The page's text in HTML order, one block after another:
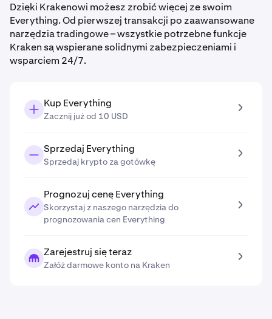
Dzięki Krakenowi możesz zrobić więcej ze swoim
Everything. Od pierwszej transakcji po zaawansowane
narzędzia tradingowe – wszystkie potrzebne funkcje
Kraken są wspierane solidnymi zabezpieczeniami i
wsparciem 24/7.
Kup Everything
Zacznij już od 10 USD
Sprzedaj Everything
Sprzedaj krypto za gotówkę
Prognozuj cenę Everything
Skorzystaj z naszego narzędzia do
prognozowania cen Everything
Zarejestruj się teraz
Załóż darmowe konto na Kraken